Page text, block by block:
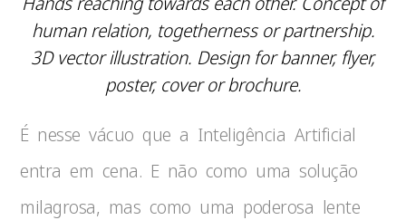
human relation, togetherness or partnership.
3D vector illustration. Design for banner, flyer,
poster, cover or brochure.
É nesse vácuo que a Inteligência Artificial
entra em cena. E não como uma solução
milagrosa, mas como uma poderosa lente